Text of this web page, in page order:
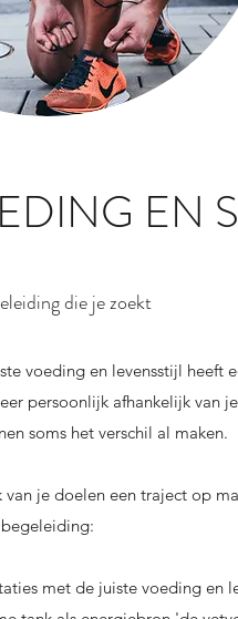
EN
die je zoekt
voeding en levensstijl heeft
persoonlijk afhankelijk van
soms het verschil al maken.
je doelen een traject op
begeleiding:
met de juiste voeding en